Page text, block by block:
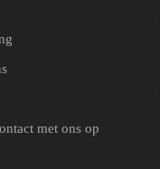
met ons op